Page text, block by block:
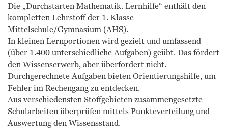
Die „Durchstarten Mathematik. Lernhilfe“ enthält den
kompletten Lehrstoff der 1. Klasse
Mittelschule/Gymnasium (AHS).
In kleinen Lernportionen wird gezielt und umfassend
(über 1.400 unterschiedliche Aufgaben) geübt. Das fördert
den Wissenserwerb, aber überfordert nicht.
Durchgerechnete Aufgaben bieten Orientierungshilfe, um
Fehler im Rechengang zu entdecken.
Aus verschiedensten Stoffgebieten zusammengesetzte
Schularbeiten überprüfen mittels Punkteverteilung und
Auswertung den Wissensstand.